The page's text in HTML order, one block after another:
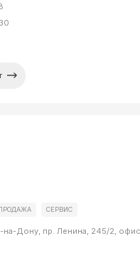
ПРОДАЖА СЕРВИС
на-Дону, пр. Ленина, 245/2,